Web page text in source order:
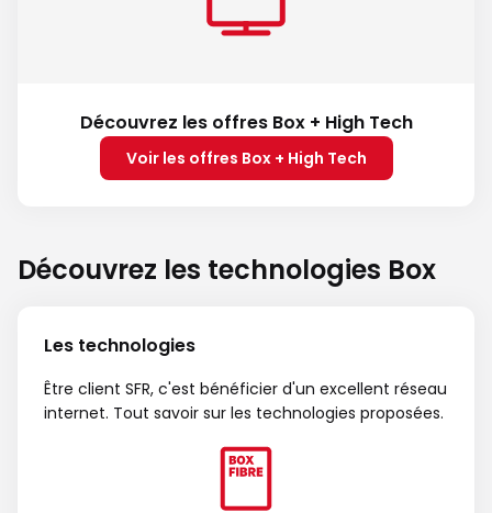
Découvrez les offres Box + High Tech
Voir les offres Box + High Tech
Découvrez les technologies Box
Les technologies
Être client SFR, c'est bénéficier d'un excellent réseau
internet. Tout savoir sur les technologies proposées.